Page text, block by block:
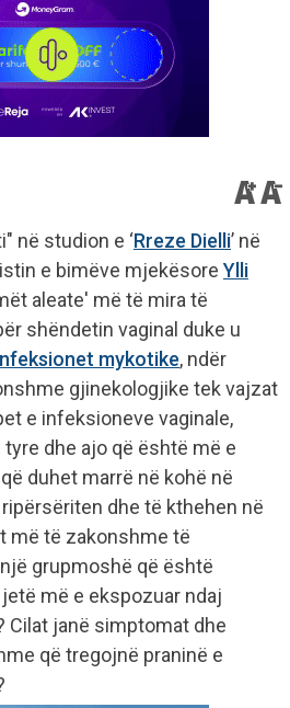
në studion e ‘Rreze Dielli’ në
e bimëve mjekësore Ylli
aleate' më të mira të
shëndetin vaginal duke u
mykotike, ndër
gjinekologjike tek vajzat
e infeksioneve vaginale,
dhe ajo që është më e
duhet marrë në kohë në
dhe të kthehen në
më të zakonshme të
grupmoshë që është
më e ekspozuar ndaj
Cilat janë simptomat dhe
që tregojnë praninë e